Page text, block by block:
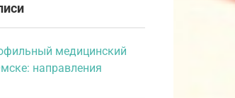
медицинский
направления